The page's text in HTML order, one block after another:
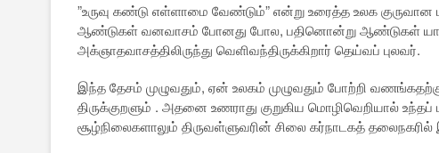
”உருவு கண்டு எள்ளாமை வேண்டும்” என்று உரைத்த உலக குருவான
ஆண்டுகள் வனவாசம் போனது போல, பதினொன்று ஆண்டுகள்
அக்ஞாதவாசத்திலிருந்து வெளிவந்திருக்கிறார் தெய்வப் புலவர்.
இந்த தேசம் முழுவதும், ஏன் உலகம் முழுவதும் போற்றி
திருக்குறளும் . அதனை உணராது குறுகிய மொழிவெறியால் உந்தப்
சூழ்நிலைகளாலும் திருவள்ளுவரின் சிலை கர்நாடகத் தலைநகரில்